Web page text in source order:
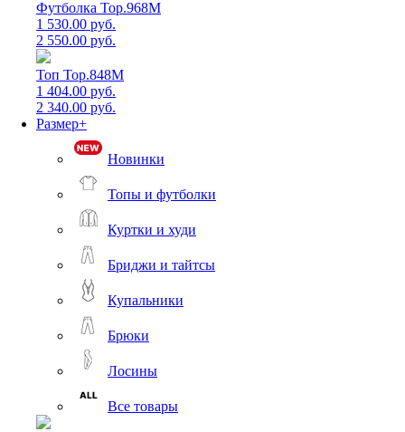
Футболка Top.968M
1 530.00 руб.
2 550.00 руб.
Топ Top.848M
1 404.00 руб.
2 340.00 руб.
Размер+
Новинки
Топы и футболки
Куртки и худи
Бриджи и тайтсы
Купальники
Брюки
Лосины
Все товары